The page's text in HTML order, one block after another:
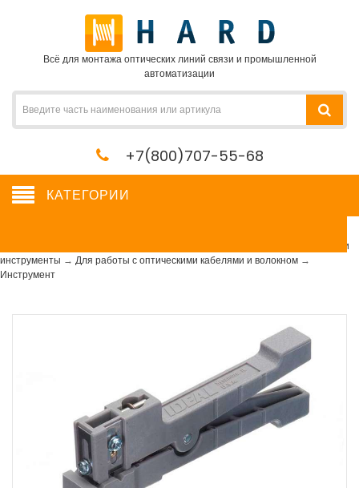
Всё для монтажа оптических линий связи и промышленной
автоматизации
+7(800)707-55-68
КАТЕГОРИИ
Расходные материалы и
инструменты → Для работы с оптическими кабелями и волокном →
Инструмент